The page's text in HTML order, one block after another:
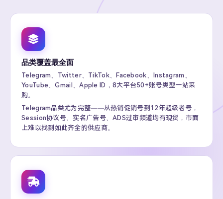
品类覆盖最全面
Telegram、Twitter、TikTok、Facebook、Instagram、
YouTube、Gmail、Apple ID，8大平台50+账号类型一站采
购。
Telegram品类尤为完整——从热销促销号到12年超级老号，
Session协议号、实名广告号、ADS过审频道均有现货，市面
上难以找到如此齐全的供应商。